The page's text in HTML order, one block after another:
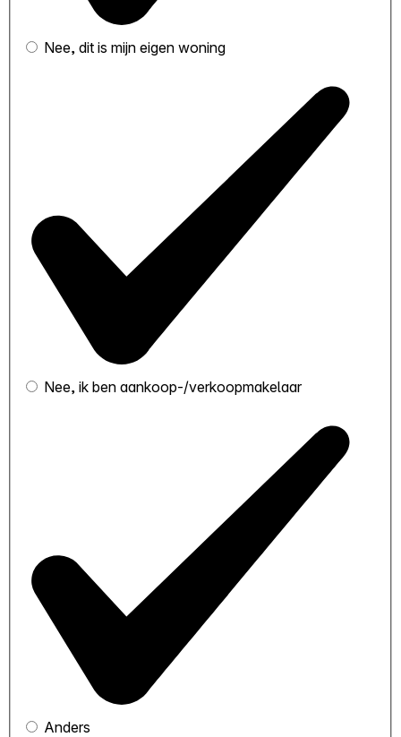
Nee, dit is mijn eigen woning
Nee, ik ben aankoop-/verkoopmakelaar
Anders